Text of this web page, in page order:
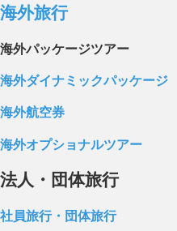
海外旅行
海外パッケージツアー
海外ダイナミックパッケージ
海外航空券
海外オプショナルツアー
法人・団体旅行
社員旅行・団体旅行